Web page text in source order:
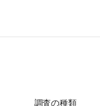
調査の種類